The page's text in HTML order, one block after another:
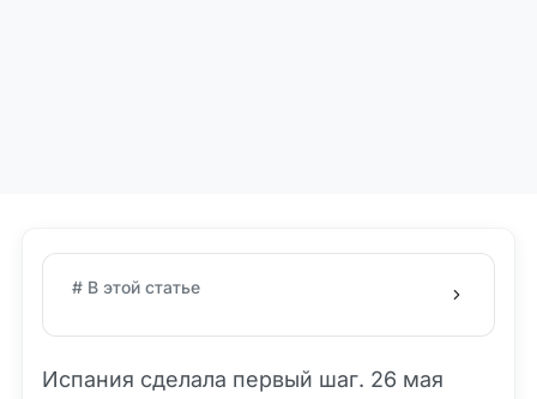
# В этой статье
Испания сделала первый шаг. 26 мая